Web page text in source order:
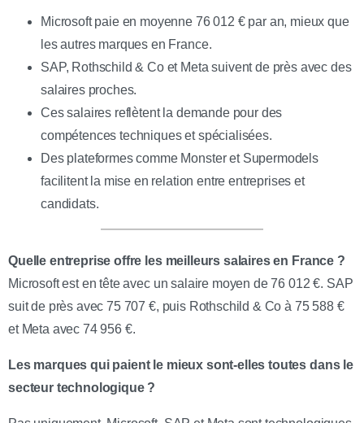
Microsoft paie en moyenne 76 012 € par an, mieux que
les autres marques en France.
SAP, Rothschild & Co et Meta suivent de près avec des
salaires proches.
Ces salaires reflètent la demande pour des
compétences techniques et spécialisées.
Des plateformes comme Monster et Supermodels
facilitent la mise en relation entre entreprises et
candidats.
Quelle entreprise offre les meilleurs salaires en France ?
Microsoft est en tête avec un salaire moyen de 76 012 €. SAP
suit de près avec 75 707 €, puis Rothschild & Co à 75 588 €
et Meta avec 74 956 €.
Les marques qui paient le mieux sont-elles toutes dans le
secteur technologique ?